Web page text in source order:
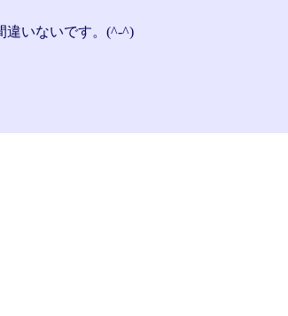
違いないです。(^-^)